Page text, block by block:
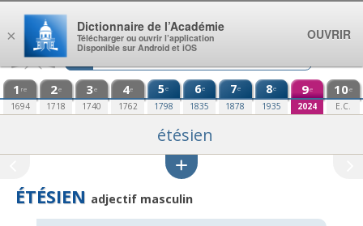
Aller au contenu
1 re
1694
2e
1718
3e
1740
4e
1762
5e
1798
6e
1835
7e
1878
8e
1935
9e
2024
10e
E.C.
étésien
ÉTÉSIEN adjectif masculin
×
Dictionnaire de l’Académie
Télécharger ou ouvrir l’application
Disponible sur Android et iOS
OUVRIR